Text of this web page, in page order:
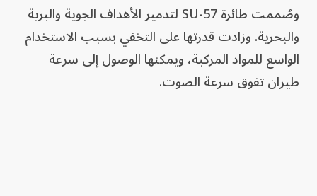
وصُممت طائرة SU-57 لتدمير الأهداف الجوية والبرية
والبحرية. وزادت قدرتها على التخفي بسبب الاستخدام
الواسع للمواد المركبة، ويمكنها الوصول إلى سرعة
طيران تفوق سرعة الصوت.